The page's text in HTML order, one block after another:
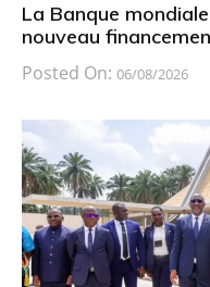
La Banque
nouveau
Posted On: 06/08/2026